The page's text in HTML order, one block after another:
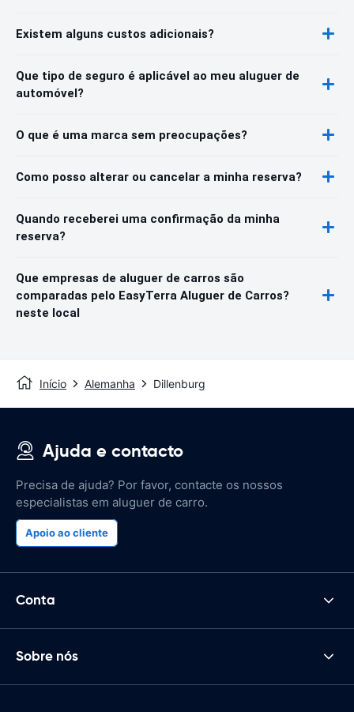
Existem alguns custos adicionais?
Que tipo de seguro é aplicável ao meu aluguer de
automóvel?
O que é uma marca sem preocupações?
Como posso alterar ou cancelar a minha reserva?
Quando receberei uma confirmação da minha
reserva?
Que empresas de aluguer de carros são
comparadas pelo EasyTerra Aluguer de Carros?
neste local
Início Alemanha Dillenburg
Ajuda e contacto
Precisa de ajuda? Por favor, contacte os nossos
especialistas em aluguer de carro.
Apoio ao cliente
Conta
Sobre nós